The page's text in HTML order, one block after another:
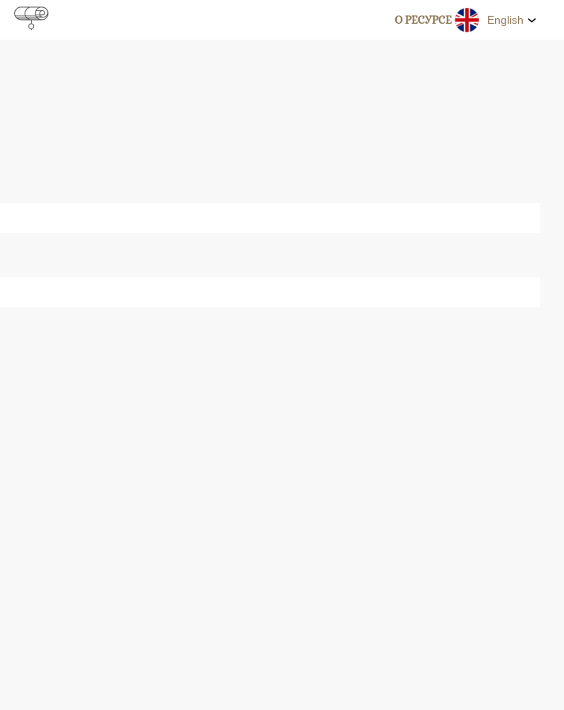
О РЕСУРСЕ English